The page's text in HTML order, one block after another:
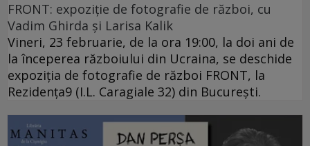
FRONT: expoziție de fotografie de război, cu
Vadim Ghirda și Larisa Kalik
Vineri, 23 februarie, de la ora 19:00, la doi ani de
la începerea războiului din Ucraina, se deschide
expoziția de fotografie de război FRONT, la
Rezidența9 (I.L. Caragiale 32) din București.